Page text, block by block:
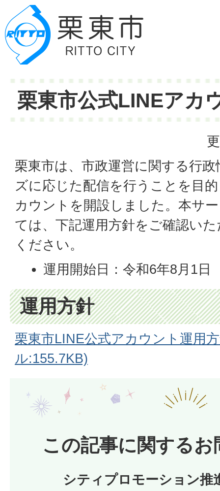
栗東市公式LINEアカ
栗東市は、市政運営に関する行
ズに応じた配信を行うことを目
カウントを開設しました。本サ
ては、下記運用方針をご確認い
ください。
運用開始日：令和6年8月1日
運用方針
栗東市LINE公式アカウント運用
ル:155.7KB)
この記事に関するお
シティプロモーション推